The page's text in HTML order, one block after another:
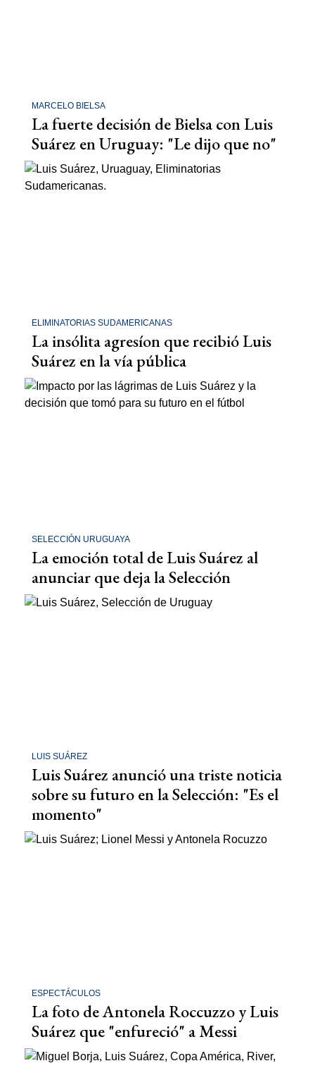
MARCELO BIELSA
La fuerte decisión de Bielsa con Luis
Suárez en Uruguay: "Le dijo que no"
ELIMINATORIAS SUDAMERICANAS
La insólita agresíon que recibió Luis
Suárez en la vía pública
SELECCIÓN URUGUAYA
La emoción total de Luis Suárez al
anunciar que deja la Selección
LUIS SUÁREZ
Luis Suárez anunció una triste noticia
sobre su futuro en la Selección: "Es el
momento"
ESPECTÁCULOS
La foto de Antonela Roccuzzo y Luis
Suárez que "enfureció" a Messi